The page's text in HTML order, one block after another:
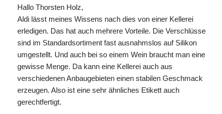
Hallo Thorsten Holz,
Aldi lässt meines Wissens nach dies von einer Kellerei
erledigen. Das hat auch mehrere Vorteile. Die Verschlüsse
sind im Standardsortiment fast ausnahmslos auf Silikon
umgestellt. Und auch bei so einem Wein braucht man eine
gewisse Menge. Da kann eine Kellerei auch aus
verschiedenen Anbaugebieten einen stabilen Geschmack
erzeugen. Also ist eine sehr ähnliches Etikett auch
gerechtfertigt.